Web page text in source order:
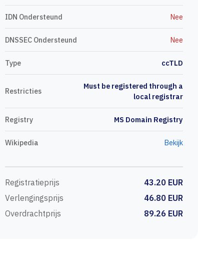
IDN Ondersteund Nee
DNSSEC Ondersteund Nee
Type ccTLD
Restricties
Must be registered through a
local registrar
Registry MS Domain Registry
Wikipedia Bekijk
Registratieprijs
43.20 EUR
Verlengingsprijs
46.80 EUR
Overdrachtprijs
89.26 EUR